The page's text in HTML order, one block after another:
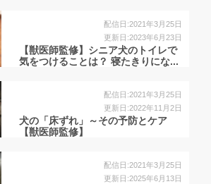
配信日:2021年3月25日
更新日:2023年6月23日
【獣医師監修】シニア犬のトイレで
気をつけることは？ 寝たきりにな...
配信日:2021年3月25日
更新日:2022年11月2日
犬の「床ずれ」～その予防とケア
【獣医師監修】
配信日:2021年3月25日
更新日:2025年6月13日